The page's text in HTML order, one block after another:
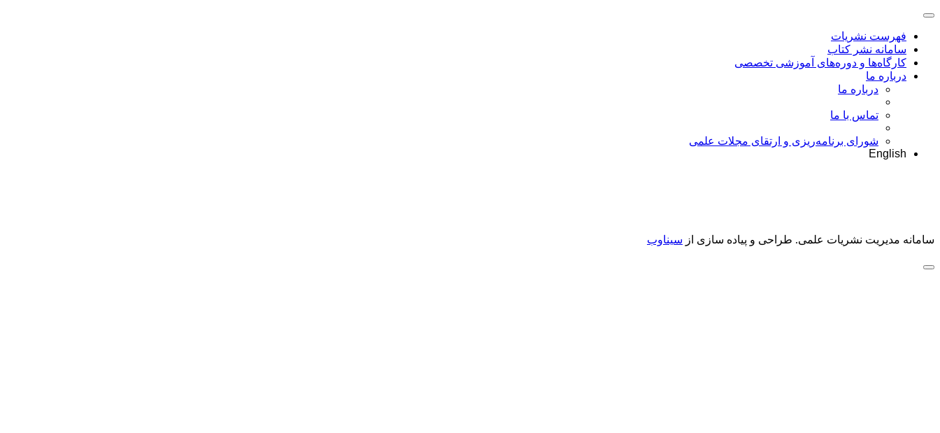
فهرست نشریات
سامانه نشر کتاب
کارگاه‌ها و دوره‌های آموزشی تخصصی
درباره ما
درباره ما
تماس با ما
شورای برنامه‌ریزی و ارتقای مجلات علمی
English
سامانه مدیریت نشریات علمی. طراحی و پیاده سازی از سیناوب